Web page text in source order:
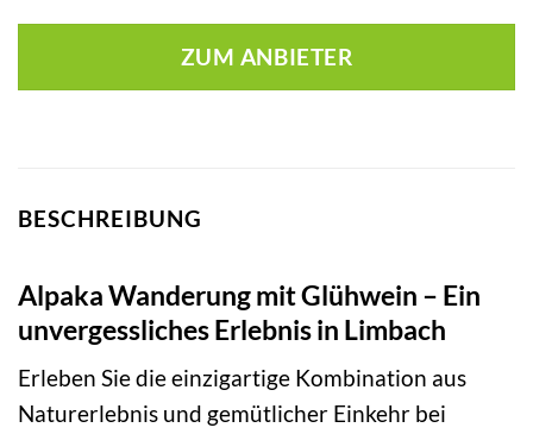
ZUM ANBIETER
BESCHREIBUNG
Alpaka Wanderung mit Glühwein – Ein
unvergessliches Erlebnis in Limbach
Erleben Sie die einzigartige Kombination aus
Naturerlebnis und gemütlicher Einkehr bei